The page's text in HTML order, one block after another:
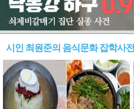
시인 최원준의 음식문화 잡학사전